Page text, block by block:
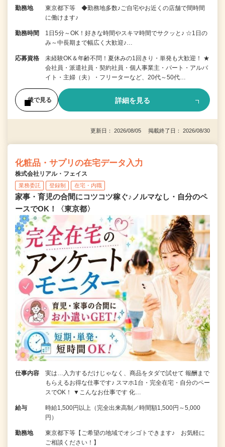
勤務地
東京都下等 ◆勤務地多数♪ご自宅やお近くの店舗で間時間
に働けます♪
勤務時間
1日5分～OK！好きな時間やスキマ時間でサクッと♪ ☆1日の
み～中長期まで幅広く大歓迎♪…
応募資格
未経験OK＆年齢不問！夏休みの1回きり・単発も大歓迎！ ★
会社員・派遣社員・契約社員・個人事業主・パート・アルバ
イト・主婦（夫）・フリーターなど、20代～50代…
後で見る 詳細を見る
更新日： 2026/08/05 掲載終了日： 2026/08/30
化粧品・サプリの在宅データ入力
株式会社リアル・フェイス
業務委託 登録制 在宅・内職
家事・育児の合間にコツコツ稼ぐ♪ノルマなし・自分のペ
ースでOK！〈東京都〉
仕事内容
実は…入力するだけじゃなく、商品をタダで試せて 報酬まで
もらえるお得な仕事です♪ スマホ1台・完全在宅・自分のペー
スでOK！ ▼こんなお仕事です 化…
給与
時給1,500円以上（完全出来高制／時間額1,500円～5,000
円）
勤務地
東京都下等【ご希望の地域でオシゴトできます♪ お気軽に
ご相談ください！】